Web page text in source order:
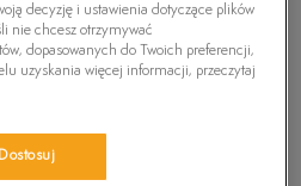
TOE BOOT
decyzję i ustawienia dotyczące plików
nie chcesz otrzymywać
dopasowanych do Twoich preferencji,
uzyskania więcej informacji, przeczytaj
Dostosuj